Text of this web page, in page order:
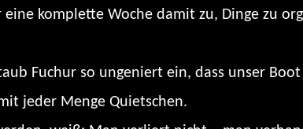
komplette Woche damit zu, Dinge zu
Fuchur so ungeniert ein, dass unser
jeder Menge Quietschen.